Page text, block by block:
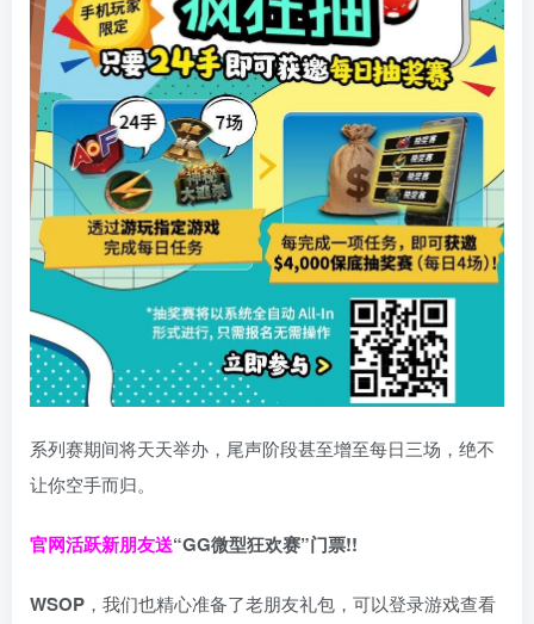
系列赛期间将天天举办，尾声阶段甚至增至每日三场，绝不
让你空手而归。
官网活跃新朋友送“GG微型狂欢赛”门票!!
WSOP ，我们也精心准备了老朋友礼包，可以登录游戏查看